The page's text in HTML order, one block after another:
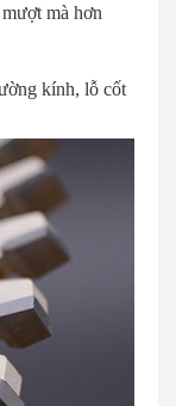
mà hơn
kính, lỗ cốt